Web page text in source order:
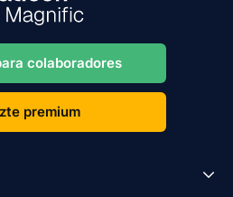
colaboradores
premium